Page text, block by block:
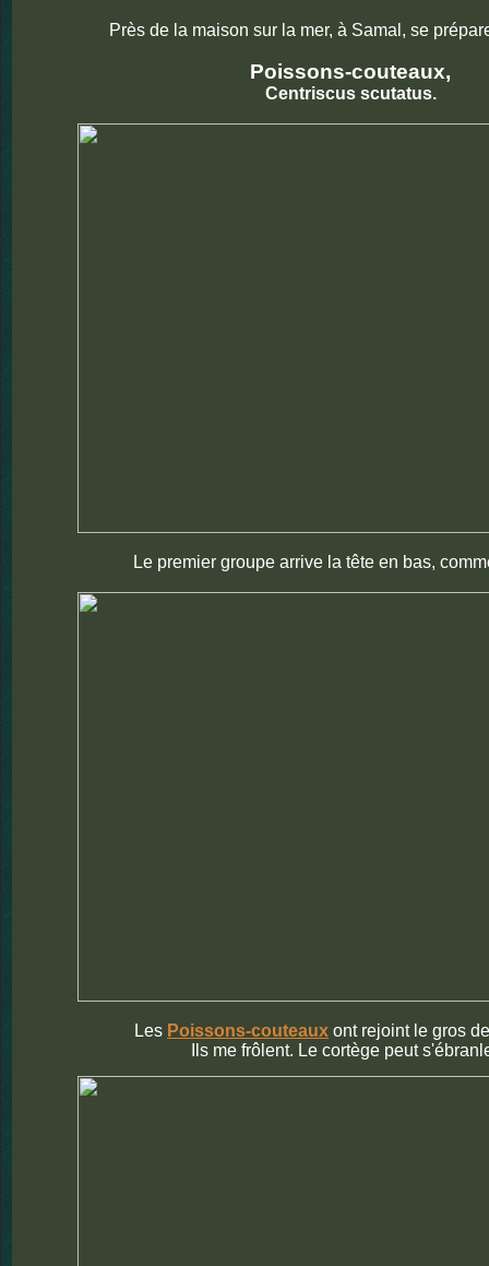
Près de la maison sur la mer, à Samal, se
Poissons-couteaux,
Centriscus scutatus.
Le premier groupe arrive la tête en bas,
Les Poissons-couteaux ont rejoint le gros
Ils me frôlent. Le cortège peut